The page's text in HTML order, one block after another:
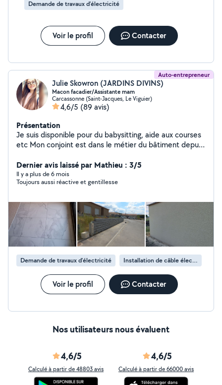
Demande de travaux d’électricité
Voir le profil Contacter
Auto-entrepreneur
Julie Skowron (JARDINS DIVINS)
Macon facadier/Assistante mam
Carcassonne (Saint-Jacques, Le Viguier)
4,6/5 (89 avis)
Présentation
Je suis disponible pour du babysitting, aide aux courses
etc Mon conjoint est dans le métier du bâtiment depuis
classique poteaux, mur de soutènement, piscine ,
cabanon de jardin, maison individuelle, fondation ,
plancher, revêtement de façade etc ..
Dernier avis laissé par Mathieu : 3/5
Il y a plus de 6 mois
Toujours aussi réactive et gentillesse
Demande de travaux d’électricité Installation de câble électrique
Voir le profil Contacter
Nos utilisateurs nous évaluent
4,6/5
Calculé à partir de 48803 avis
4,6/5
Calculé à partir de 66000 avis